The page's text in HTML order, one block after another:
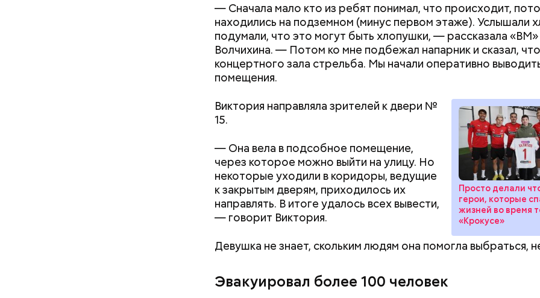
— Сначала мало кто из ребят понимал, что происходит,
находились на подземном (минус первом этаже). Услышали
подумали, что это могут быть хлопушки, — рассказала
Волчихина. — Потом ко мне подбежал напарник и сказал,
концертного зала стрельба. Мы начали оперативно
помещения.
Просто делали
герои, которые
жизней во время
«Крокусе»
Виктория направляла зрителей к двери №
15.
— Она вела в подсобное помещение,
через которое можно выйти на улицу. Но
некоторые уходили в коридоры, ведущие
к закрытым дверям, приходилось их
направлять. В итоге удалось всех вывести,
— говорит Виктория.
Девушка не знает, скольким людям она помогла выбраться,
Эвакуировал более 100 человек